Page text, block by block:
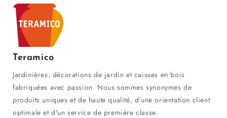
Teramico
Jardinières, décorations de jardin et caisses en bois
fabriquées avec passion. Nous sommes synonymes de
produits uniques et de haute qualité, d'une orientation client
optimale et d'un service de première classe.